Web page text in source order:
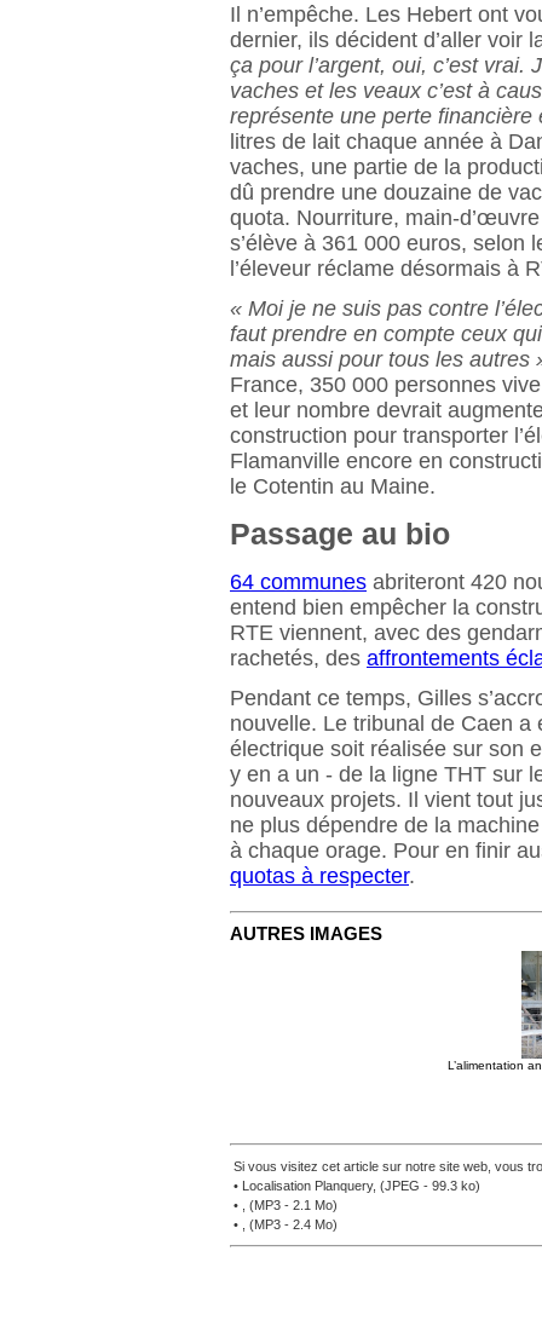
Il n’empêche. Les Hebert ont
dernier, ils décident d’aller voir
ça pour l’argent, oui, c’est
vaches et les veaux c’est à
représente une perte financière
litres de lait chaque année à
vaches, une partie de la
dû prendre une douzaine de
quota. Nourriture, main-
s’élève à 361 000 euros, selon
l’éleveur réclame désormais à
« Moi je ne suis pas contre
faut prendre en compte ceux
mais aussi pour tous les autres
France, 350 000 personnes
et leur nombre devrait
construction pour transporter
Flamanville encore en
le Cotentin au Maine.
Passage au bio
64 communes abriteront 420
entend bien empêcher la
RTE viennent, avec des
rachetés, des affrontements
Pendant ce temps, Gilles
nouvelle. Le tribunal de Caen a
électrique soit réalisée sur son
y en a un - de la ligne THT sur
nouveaux projets. Il vient tout
ne plus dépendre de la
à chaque orage. Pour en finir
quotas à respecter.
AUTRES IMAGES
L’alimentation
Si vous visitez cet article sur notre site web, vous
• Localisation Planquery, (JPEG - 99.3 ko)
• , (MP3 - 2.1 Mo)
• , (MP3 - 2.4 Mo)